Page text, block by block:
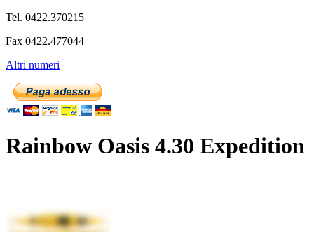
Tel. 0422.370215
Fax 0422.477044
Altri numeri
Rainbow Oasis 4.30 Expedition